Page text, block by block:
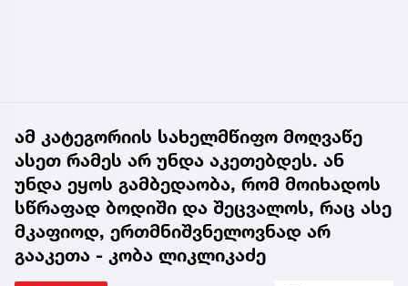
ამ კატეგორიის სახელმწიფო მოღვაწე
ასეთ რამეს არ უნდა აკეთებდეს. ან
უნდა ეყოს გამბედაობა, რომ მოიხადოს
სწრაფად ბოდიში და შეცვალოს, რაც ასე
მკაფიოდ, ერთმნიშვნელოვნად არ
გააკეთა - კობა ლიკლიკაძე